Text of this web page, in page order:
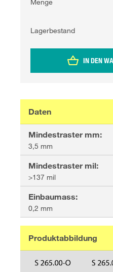
Daten
Mindestraster mm:
3,5 mm
Mindestraster mil:
>137 mil
Einbaumass:
0,2 mm
Menge
Lagerbestand
IN DEN
Produktabbildung